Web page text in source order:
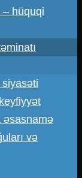
hüquqi
siyasəti
əsasnamə
və